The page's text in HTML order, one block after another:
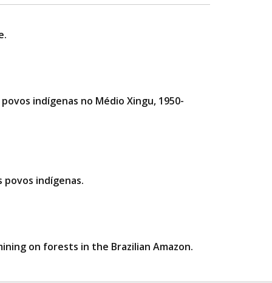
indígenas no Médio Xingu, 1950-
povos indígenas.
on forests in the Brazilian Amazon.